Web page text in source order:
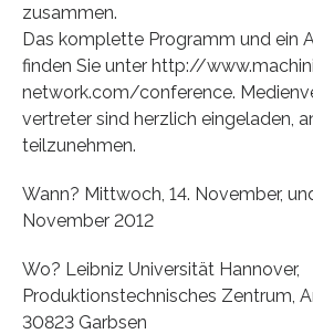
zusammen.
Das komplette Programm und ein
finden Sie unter http://
network.com/conference.
vertreter sind herzlich eingeladen,
teilzunehmen.
Wann? Mittwoch, 14. November,
November 2012
Wo? Leibniz Universität Hannover,
Produktionstechnisches Zentrum,
30823 Garbsen